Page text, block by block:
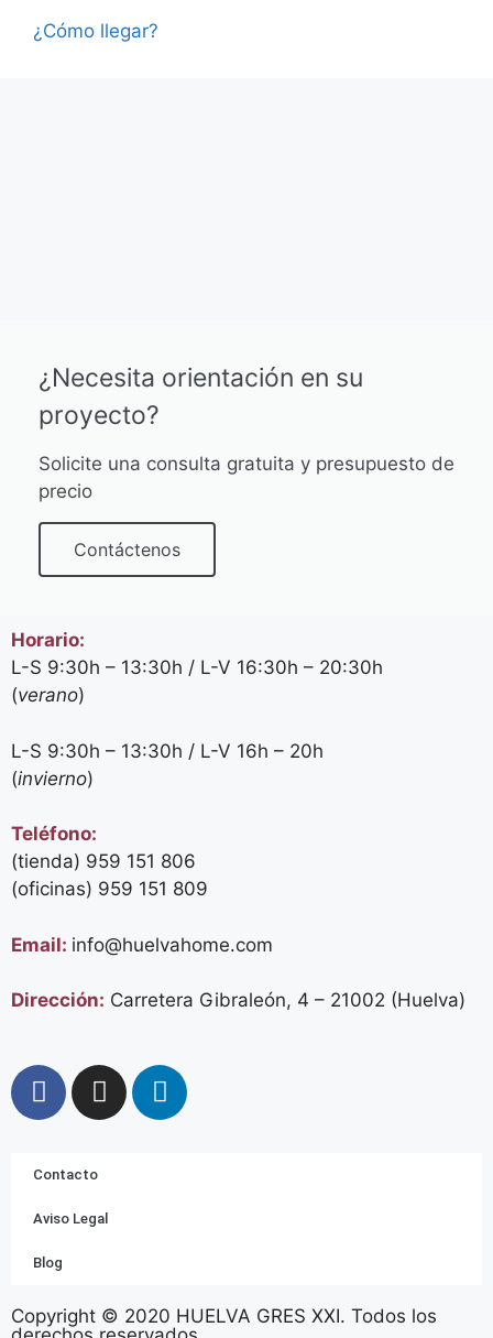
¿Cómo llegar?
¿Necesita orientación en su
proyecto?
Solicite una consulta gratuita y presupuesto de
precio
Contáctenos
Horario:
L-S 9:30h – 13:30h / L-V 16:30h – 20:30h
(verano)
L-S 9:30h – 13:30h / L-V 16h – 20h
(invierno)
Teléfono:
(tienda) 959 151 806
(oficinas) 959 151 809
Email: info@huelvahome.com
Dirección: Carretera Gibraleón, 4 – 21002 (Huelva)
Contacto
Aviso Legal
Blog
Copyright © 2020 HUELVA GRES XXI. Todos los